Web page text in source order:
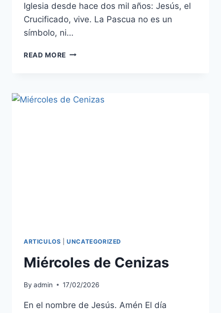
Iglesia desde hace dos mil años: Jesús, el
Crucificado, vive. La Pascua no es un
símbolo, ni…
READ MORE ✝️
VERDAD
ARTICULOS |UNCATEGORIZED
Miércoles de Cenizas
By admin 17/02/2026
En el nombre de Jesús. Amén El día